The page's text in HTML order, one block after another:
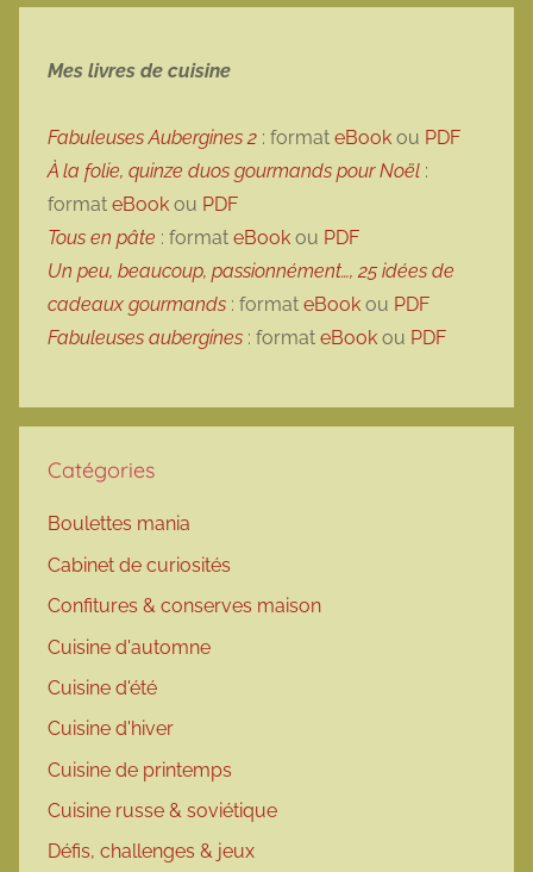
Mes livres de cuisine
Fabuleuses Aubergines 2 : format eBook ou PDF
À la folie, quinze duos gourmands pour Noël :
format eBook ou PDF
Tous en pâte : format eBook ou PDF
Un peu, beaucoup, passionnément…, 25 idées de
cadeaux gourmands : format eBook ou PDF
Fabuleuses aubergines : format eBook ou PDF
Catégories
Boulettes mania
Cabinet de curiosités
Confitures & conserves maison
Cuisine d'automne
Cuisine d'été
Cuisine d'hiver
Cuisine de printemps
Cuisine russe & soviétique
Défis, challenges & jeux